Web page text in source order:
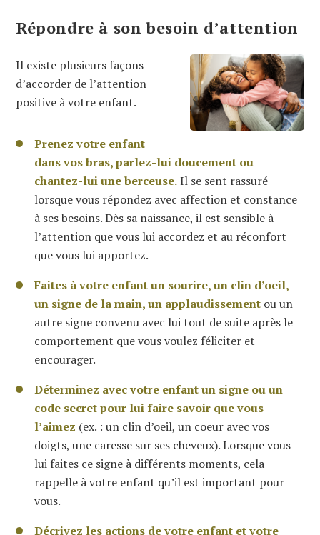
Répondre à son besoin d’attention
Il existe plusieurs façons
d’accorder de l’attention
positive à votre enfant.
Prenez votre enfant
dans vos bras, parlez-lui doucement ou
chantez-lui une berceuse.Il se sent rassuré
lorsque vous répondez avec affection et constance
à ses besoins. Dès sa naissance, il est sensible à
l’attention que vous lui accordez et au réconfort
que vous lui apportez.
Faites à votre enfant un sourire, un clin d’oeil,
un signe de la main, un applaudissement ou un
autre signe convenu avec lui tout de suite après le
comportement que vous voulez féliciter et
encourager.
Déterminez avec votre enfant un signe ou un
code secret pour lui faire savoir que vous
l’aimez (ex. : un clin d’oeil, un coeur avec vos
doigts, une caresse sur ses cheveux). Lorsque vous
lui faites ce signe à différents moments, cela
rappelle à votre enfant qu’il est important pour
vous.
Décrivez les actions de votre enfant et votre